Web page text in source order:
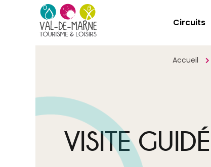
Circuits
Accueil
VISITE